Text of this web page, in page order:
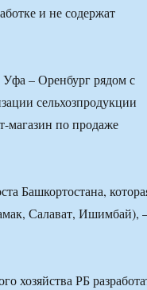
и не содержат
Уфа – Оренбург рядом с
сельхозпродукции
магазин по продаже
Башкортостана,
Салават,
хозяйства РБ